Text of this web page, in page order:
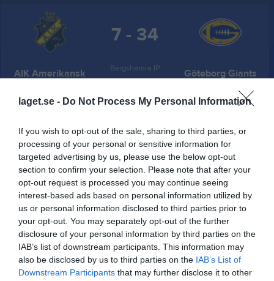
laget.se - Do Not Process My Personal Information
If you wish to opt-out of the sale, sharing to third parties, or
processing of your personal or sensitive information for
targeted advertising by us, please use the below opt-out
section to confirm your selection. Please note that after your
opt-out request is processed you may continue seeing
interest-based ads based on personal information utilized by
us or personal information disclosed to third parties prior to
your opt-out. You may separately opt-out of the further
disclosure of your personal information by third parties on the
IAB’s list of downstream participants. This information may
also be disclosed by us to third parties on the IAB’s List of
Downstream Participants that may further disclose it to other
AIK Amerikansk
7 - 34
Bergshamra IP
15:00
Göteborg Giants
Referat
Referat: AIK Amerikansk Fotboll -
Göteborg Giants
Sådärja. 34-7 mot AIK på bortaplan. Det gillar vi. Nu väntar årets
första hemmamatch på anrika Valhalla IP nästa helg.
Giants åkte återigen till Stockholm för Superseriefotboll. Denna
gången stod alltså AIK för motståndet. Allmänna Idrottsklubben
slutade på 5:e plats förra året och spelade då balanserad, kul och
offensiv fotboll.